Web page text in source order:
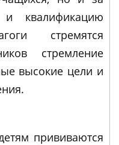
квалификацию
стремятся
стремление
высокие цели и
прививаются